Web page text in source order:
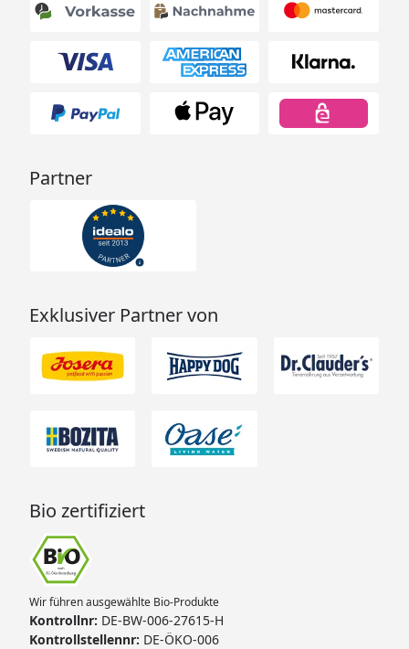
Partner
Exklusiver Partner von
Bio zertifiziert
Wir führen ausgewählte Bio-Produkte
Kontrollnr: DE-BW-006-27615-H
Kontrollstellennr: DE-ÖKO-006